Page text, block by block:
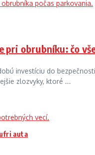
pri obrubníku: čo
investíciu do
zlozvyky, ktoré ...
auta